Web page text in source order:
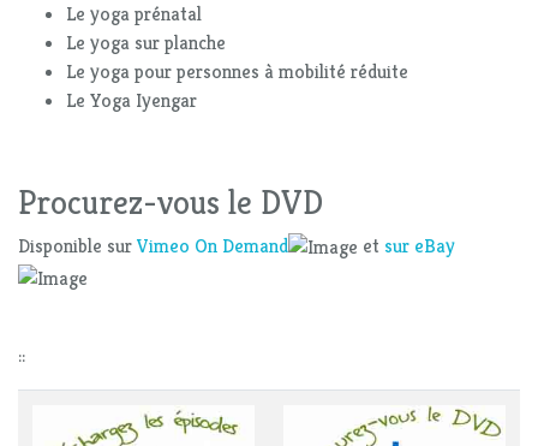
Le yoga prénatal
Le yoga sur planche
Le yoga pour personnes à mobilité réduite
Le Yoga Iyengar
Procurez-vous le DVD
Disponible surVimeo On Demand et sur eBay
::